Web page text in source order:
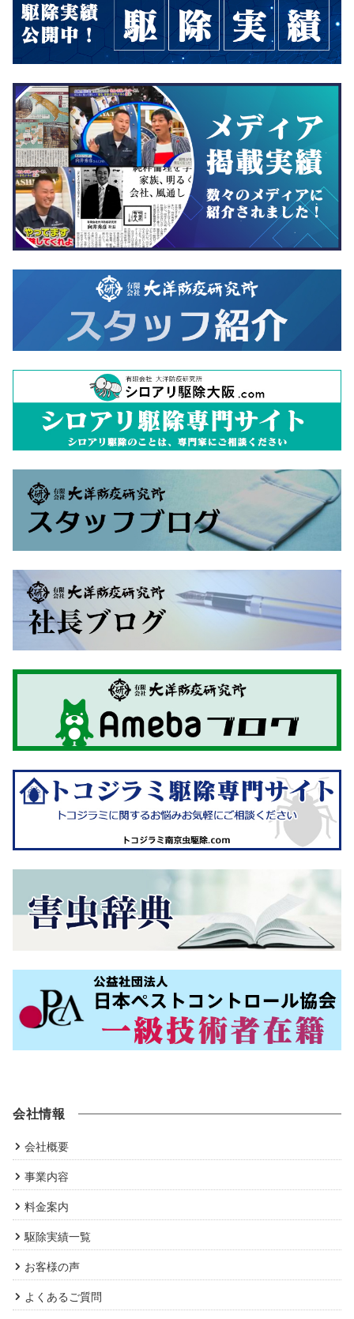
会社情報
会社概要
事業内容
料金案内
駆除実績一覧
お客様の声
よくあるご質問